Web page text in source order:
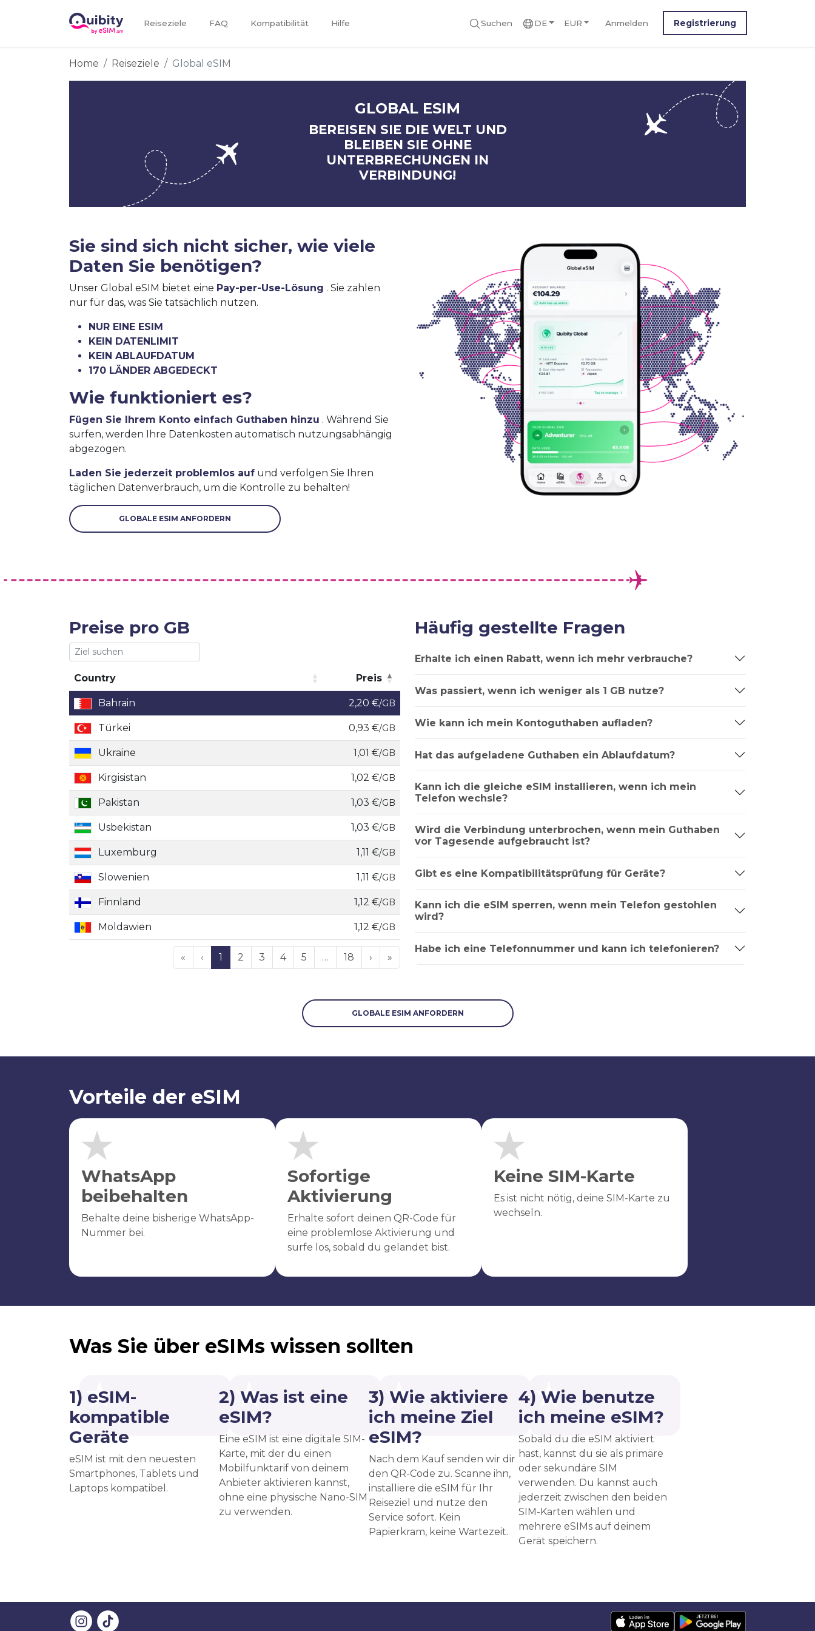
Reiseziele FAQ Kompatibilität Hilfe Suchen DE EUR Anmelden Registrierung
Home Reiseziele Global eSIM
GLOBAL ESIM
BEREISEN SIE DIE WELT UND
BLEIBEN SIE OHNE
UNTERBRECHUNGEN IN
VERBINDUNG!
Sie sind sich nicht sicher, wie viele
Daten Sie benötigen?
Unser Global eSIM bietet eine Pay-per-Use-Lösung . Sie zahlen
nur für das, was Sie tatsächlich nutzen.
NUR EINE ESIM
KEIN DATENLIMIT
KEIN ABLAUFDATUM
170 LÄNDER ABGEDECKT
Wie funktioniert es?
Fügen Sie Ihrem Konto einfach Guthaben hinzu . Während Sie
surfen, werden Ihre Datenkosten automatisch nutzungsabhängig
abgezogen.
Laden Sie jederzeit problemlos auf und verfolgen Sie Ihren
täglichen Datenverbrauch, um die Kontrolle zu behalten!
GLOBALE ESIM ANFORDERN
Preise pro GB
Country
Preis
Country
Preis
Bahrain 2,20 €/GB
Türkei 0,93 €/GB
Ukraine 1,01 €/GB
Kirgisistan 1,02 €/GB
Pakistan 1,03 €/GB
Usbekistan 1,03 €/GB
Luxemburg 1,11 €/GB
Slowenien 1,11 €/GB
Finnland 1,12 €/GB
Moldawien 1,12 €/GB
« ‹ 1 2 3 4 5 … 18 › »
Häufig gestellte Fragen
Erhalte ich einen Rabatt, wenn ich mehr verbrauche?
Was passiert, wenn ich weniger als 1 GB nutze?
Wie kann ich mein Kontoguthaben aufladen?
Hat das aufgeladene Guthaben ein Ablaufdatum?
Kann ich die gleiche eSIM installieren, wenn ich mein
Telefon wechsle?
Wird die Verbindung unterbrochen, wenn mein Guthaben
vor Tagesende aufgebraucht ist?
Gibt es eine Kompatibilitätsprüfung für Geräte?
Kann ich die eSIM sperren, wenn mein Telefon gestohlen
wird?
Habe ich eine Telefonnummer und kann ich telefonieren?
GLOBALE ESIM ANFORDERN
Vorteile der eSIM
WhatsApp
beibehalten
Behalte deine bisherige WhatsApp-
Nummer bei.
Sofortige
Aktivierung
Erhalte sofort deinen QR-Code für
eine problemlose Aktivierung und
surfe los, sobald du gelandet bist.
Keine SIM-Karte
Es ist nicht nötig, deine SIM-Karte zu
wechseln.
Was Sie über eSIMs wissen sollten
1) eSIM-
kompatible
Geräte
eSIM ist mit den neuesten
Smartphones, Tablets und
Laptops kompatibel.
2) Was ist eine
eSIM?
Eine eSIM ist eine digitale SIM-
Karte, mit der du einen
Mobilfunktarif von deinem
Anbieter aktivieren kannst,
ohne eine physische Nano-SIM
zu verwenden.
3) Wie aktiviere
ich meine Ziel
eSIM?
Nach dem Kauf senden wir dir
den QR-Code zu. Scanne ihn,
installiere die eSIM für Ihr
Reiseziel und nutze den
Service sofort. Kein
Papierkram, keine Wartezeit.
4) Wie benutze
ich meine eSIM?
Sobald du die eSIM aktiviert
hast, kannst du sie als primäre
oder sekundäre SIM
verwenden. Du kannst auch
jederzeit zwischen den beiden
SIM-Karten wählen und
mehrere eSIMs auf deinem
Gerät speichern.